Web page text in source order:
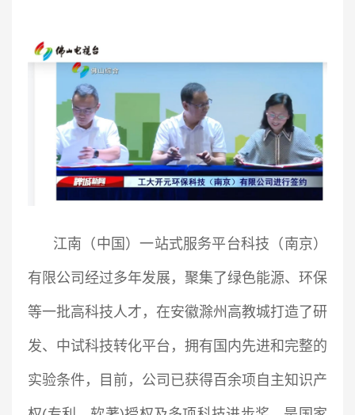
江南（中国）一站式服务平台科技（南京）
有限公司经过多年发展，聚集了绿色能源、环保
等一批高科技人才，在安徽滁州高教城打造了研
发、中试科技转化平台，拥有国内先进和完整的
实验条件，目前，公司已获得百余项自主知识产